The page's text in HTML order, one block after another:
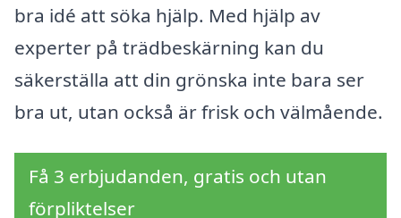
bra idé att söka hjälp. Med hjälp av
experter på trädbeskärning kan du
säkerställa att din grönska inte bara ser
bra ut, utan också är frisk och välmående.
Få 3 erbjudanden, gratis och utan
förpliktelser